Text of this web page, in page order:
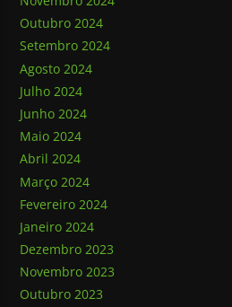
Outubro 2024
Setembro 2024
Agosto 2024
Julho 2024
Junho 2024
Maio 2024
Abril 2024
Março 2024
Fevereiro 2024
Janeiro 2024
Dezembro 2023
Novembro 2023
Outubro 2023